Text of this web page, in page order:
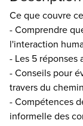
Ce que couvre
- Comprendre
l'interaction
- Les 5
- Conseils pour
travers du chemin
- Compétences
informelle des